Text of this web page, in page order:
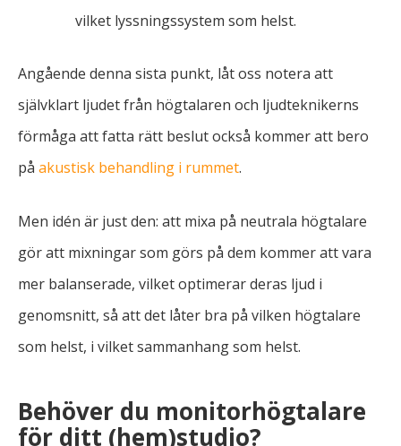
vilket lyssningssystem som helst.
Angående denna sista punkt, låt oss notera att
självklart ljudet från högtalaren och ljudteknikerns
förmåga att fatta rätt beslut också kommer att bero
på akustisk behandling i rummet.
Men idén är just den: att mixa på neutrala högtalare
gör att mixningar som görs på dem kommer att vara
mer balanserade, vilket optimerar deras ljud i
genomsnitt, så att det låter bra på vilken högtalare
som helst, i vilket sammanhang som helst.
Behöver du monitorhögtalare
för ditt (hem)studio?